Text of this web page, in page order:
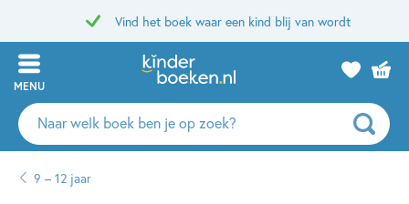
Vind het boek waar een kind blij van wordt
MENU
Zoeken
naar
auteurs
9 – 12 jaar